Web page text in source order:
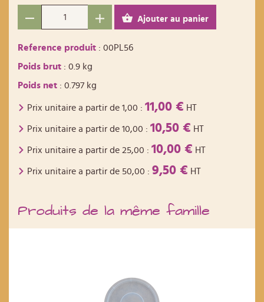
Ajouter au panier
Reference produit : 00PL56
Poids brut : 0.9 kg
Poids net : 0.797 kg
Prix unitaire a partir de 1,00 : 11,00 € HT
Prix unitaire a partir de 10,00 : 10,50 € HT
Prix unitaire a partir de 25,00 : 10,00 € HT
Prix unitaire a partir de 50,00 : 9,50 € HT
Produits de la même famille